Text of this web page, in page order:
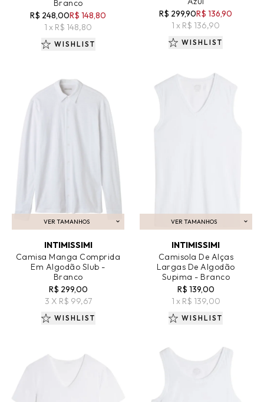
Branco
R$ 248,00R$ 148,80
1 x R$ 148,80
WISHLIST
R$ 299,90R$ 136,90
1 x R$ 136,90
WISHLIST
VER TAMANHOS
ADICIONAR AO CARRINHO
INTIMISSIMI
Camisa Manga Comprida
Em Algodão Slub -
Branco
R$ 299,00
3 X R$ 99,67
WISHLIST
VER TAMANHOS
ADICIONAR AO CARRINHO
INTIMISSIMI
Camisola De Alças
Largas De Algodão
Supima - Branco
R$ 139,00
1 x R$ 139,00
WISHLIST